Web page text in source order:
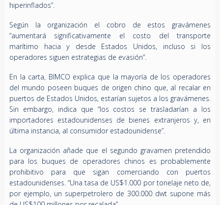
hiperinflados”.
Según la organización el cobro de estos gravámenes
“aumentará significativamente el costo del transporte
marítimo hacia y desde Estados Unidos, incluso si los
operadores siguen estrategias de evasión”.
En la carta, BIMCO explica que la mayoría de los operadores
del mundo poseen buques de origen chino que, al recalar en
puertos de Estados Unidos, estarían sujetos a los gravámenes.
Sin embargo, indica que “los costos se trasladarían a los
importadores estadounidenses de bienes extranjeros y, en
última instancia, al consumidor estadounidense”.
La organización añade que el segundo gravamen pretendido
para los buques de operadores chinos es probablemente
prohibitivo para que sigan comerciando con puertos
estadounidenses. “Una tasa de US$1.000 por tonelaje neto de,
por ejemplo, un superpetrolero de 300.000 dwt supone más